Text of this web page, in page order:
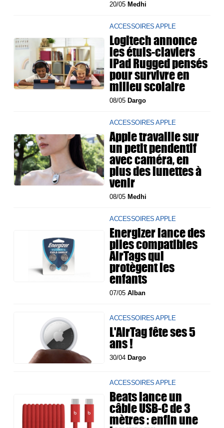
20/05 Medhi
ACCESSOIRES APPLE
Logitech annonce
les étuis-claviers
iPad Rugged pensés
pour survivre en
milieu scolaire
08/05 Dargo
ACCESSOIRES APPLE
Apple travaille sur
un petit pendentif
avec caméra, en
plus des lunettes à
venir
08/05 Medhi
ACCESSOIRES APPLE
Energizer lance des
piles compatibles
AirTags qui
protègent les
enfants
07/05Alban
ACCESSOIRES APPLE
L'AirTag fête ses 5
ans !
30/04 Dargo
ACCESSOIRES APPLE
Beats lance un
câble USB-C de 3
mètres : enfin une